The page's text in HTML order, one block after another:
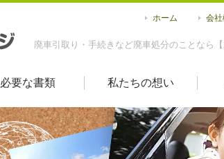
廃車引取り・手続きなど廃車処分のことなら
ホーム 会
必要な書類 私たちの想い